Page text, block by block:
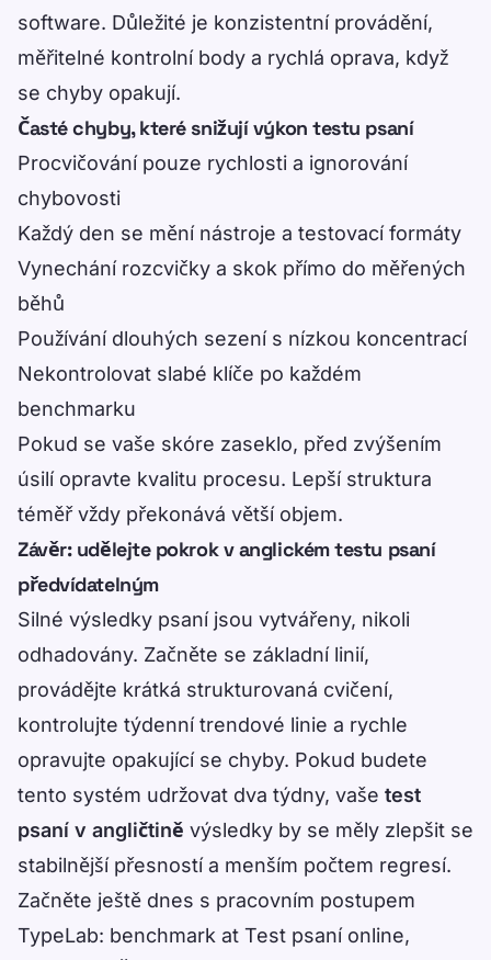
software. Důležité je konzistentní provádění,
měřitelné kontrolní body a rychlá oprava, když
se chyby opakují.
Časté chyby, které snižují výkon testu psaní
Procvičování pouze rychlosti a ignorování
chybovosti
Každý den se mění nástroje a testovací formáty
Vynechání rozcvičky a skok přímo do měřených
běhů
Používání dlouhých sezení s nízkou koncentrací
Nekontrolovat slabé klíče po každém
benchmarku
Pokud se vaše skóre zaseklo, před zvýšením
úsilí opravte kvalitu procesu. Lepší struktura
téměř vždy překonává větší objem.
Závěr: udělejte pokrok v anglickém testu psaní
předvídatelným
Silné výsledky psaní jsou vytvářeny, nikoli
odhadovány. Začněte se základní linií,
provádějte krátká strukturovaná cvičení,
kontrolujte týdenní trendové linie a rychle
opravujte opakující se chyby. Pokud budete
tento systém udržovat dva týdny, vaše test
psaní v angličtině výsledky by se měly zlepšit se
stabilnější přesností a menším počtem regresí.
Začněte ještě dnes s pracovním postupem
TypeLab: benchmark at Test psaní online,